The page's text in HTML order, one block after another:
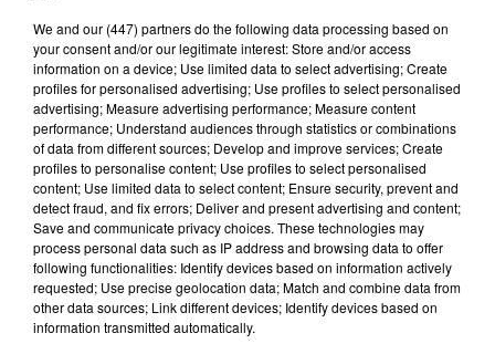
Lecture (4 min 28 sec)
100%
100% Radio les infos de l'Hérault
We and our (447) partnersdo the following data processing based on
your consent and/or our legitimate interest: Store and/or access
information on a device; Use limited data to select advertising; Create
profiles for personalised advertising; Use profiles to select personalised
advertising; Measure advertising performance; Measure content
performance; Understand audiences through statistics or combinations
of data from different sources; Develop and improve services; Create
profiles to personalise content; Use profiles to select personalised
content; Use limited data to select content; Ensure security, prevent and
detect fraud, and fix errors; Deliver and present advertising and content;
Save and communicate privacy choices. These technologies may
process personal data such as IP address and browsing data to offer
following functionalities: Identify devices based on information actively
requested; Use precise geolocation data; Match and combine data from
other data sources; Link different devices; Identify devices based on
information transmitted automatically.